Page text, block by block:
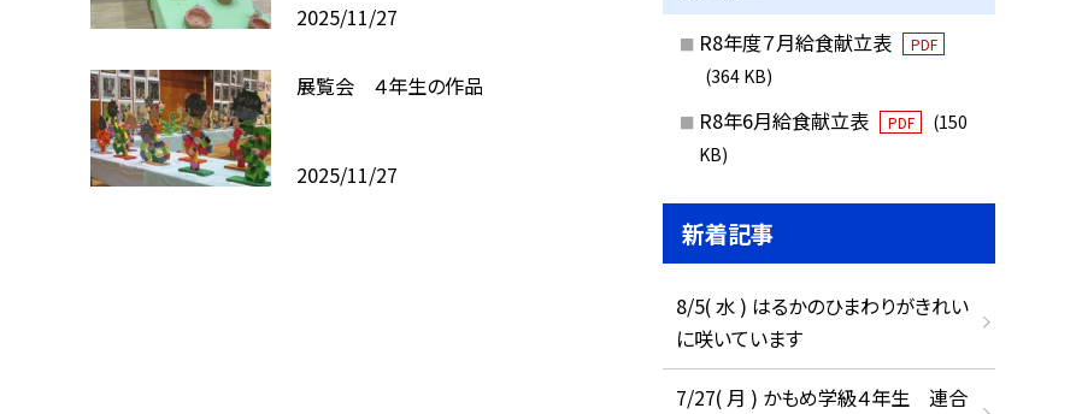
2025/11/27
展覧会 ４年生の作品
2025/11/27
R8年度７月給食献立表 PDF
(364 KB)
R8年6月給食献立表 PDF
(150
KB)
新着記事
8/5( 水 ) はるかのひまわりがきれい
に咲いています
7/27( 月 ) かもめ学級４年生 連合